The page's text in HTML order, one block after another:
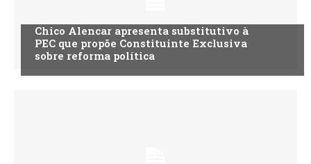
Chico Alencar apresenta substitutivo à
PEC que propõe Constituinte Exclusiva
sobre reforma política